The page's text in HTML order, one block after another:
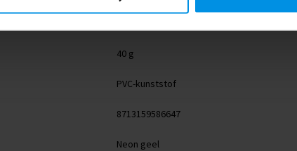
40 g
PVC-kunststof
8713159586647
Neon geel